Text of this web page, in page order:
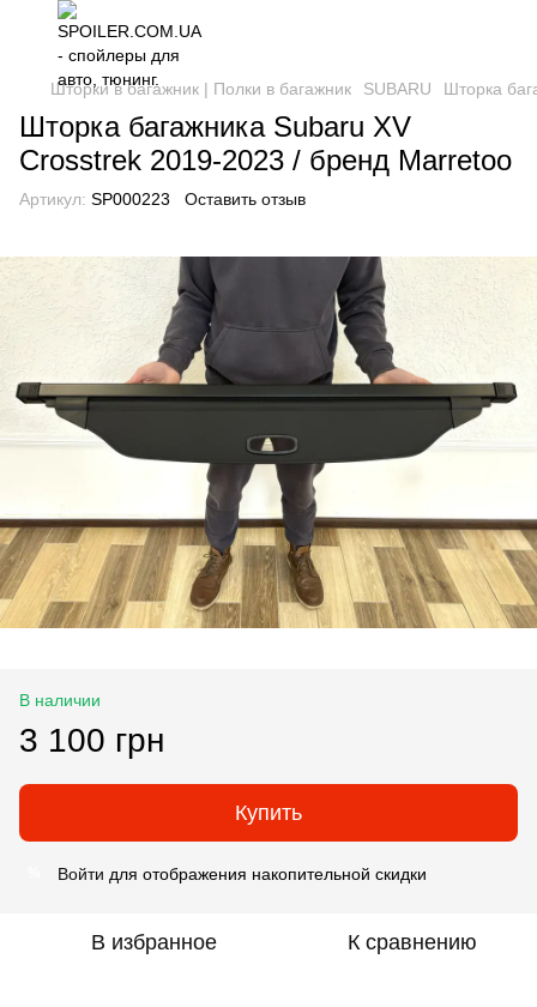
Шторки в багажник | Полки в багажник SUBARU Шторка
Шторка багажника Subaru XV
Crosstrek 2019-2023 / бренд Marretoo
Артикул: SP000223 Оставить отзыв
В наличии
3 100 грн
Купить
Войти для отображения накопительной скидки
В избранное К сравнению